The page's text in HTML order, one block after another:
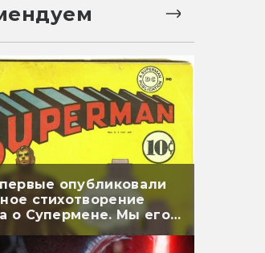
опубликовали
стихотворение
о Супермене. Мы его